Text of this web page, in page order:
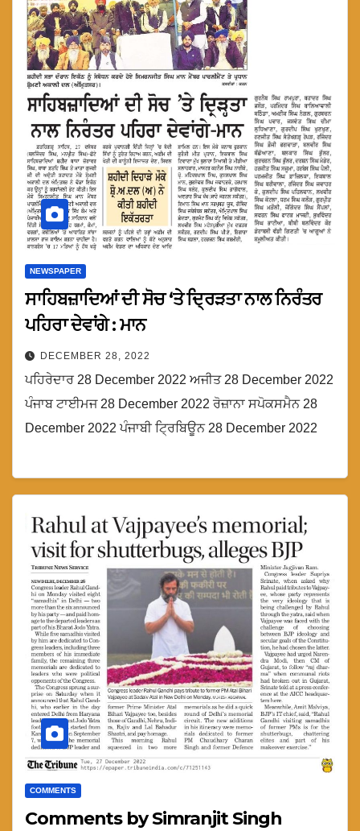
NEWSPAPER
ਸਾਹਿਬਜ਼ਾਦਿਆਂ ਦੀ ਸੋਚ ‘ਤੇ ਦ੍ਰਿੜਤਾ ਨਾਲ ਨਿਰੰਤਰ
ਪਹਿਰਾ ਦੇਵਾਂਗੇ : ਮਾਨ
DECEMBER 28, 2022
ਪਹਿਰੇਦਾਰ 28 December 2022 ਅਜੀਤ 28 December 2022
ਪੰਜਾਬ ਟਾਈਮਜ 28 December 2022 ਰੋਜ਼ਾਨਾ ਸਪੋਕਸਮੈਨ 28
December 2022 ਪੰਜਾਬੀ ਟ੍ਰਿਬਿਊਨ 28 December 2022
COMMENTS
Comments by Simranjit Singh